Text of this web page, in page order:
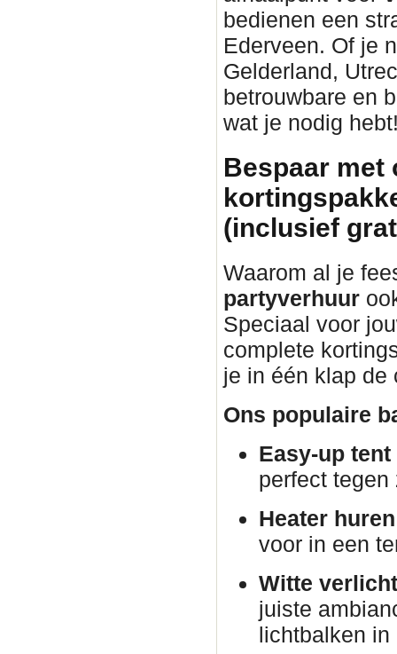
bedienen een
Ederveen. Of je
Gelderland,
betrouwbare en
wat je nodig
Bespaar met
(inclusief
Waarom al je
partyverhuur
Speciaal voor
complete
je in één klap
Ons populaire
Easy-up
perfect tegen
Heater
voor in een
Witte
juiste
lichtbalken